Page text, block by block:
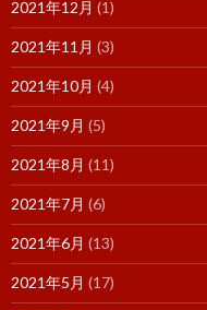
2021年12月 (1)
2021年11月 (3)
2021年10月 (4)
2021年9月 (5)
2021年8月 (11)
2021年7月 (6)
2021年6月 (13)
2021年5月 (17)